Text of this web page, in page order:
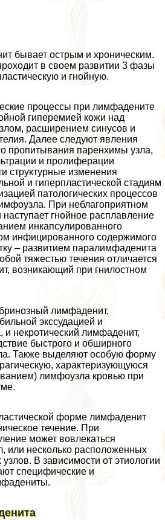
бывает острым и хроническим.
в своем развитии 3 фазы
и гнойную.
процессы при лимфадените
гиперемией кожи над
расширением синусов и
Далее следуют явления
пропитывания паренхимы узла,
и пролиферации
структурные изменения
и гиперпластической стадиям
патологических процессов
При нeблагоприятном
гнойное расплавление
инкапсулированного
инфицированного содержимого
– развитием паралимфаденита
тяжестью течения отличается
возникающий при гнилостном
лимфаденит,
экссудацией и
некротический лимфаденит,
быстрого и обширного
Также выделяют особую форму
хаpaктеризующуюся
лимфоузла кровью при
форме лимфаденит
течение. При
может вовлекаться
или несколько расположенных
В зависимости от этиологии
специфические и